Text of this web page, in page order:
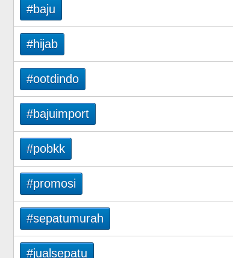
#baju
#hijab
#ootdindo
#bajuimport
#pobkk
#promosi
#sepatumurah
#jualsepatu